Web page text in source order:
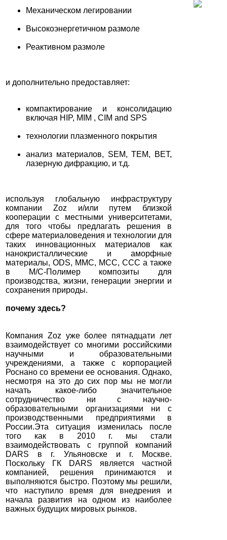
Механическом легировании
Высокоэнергетичном размоле
Реактивном размоле
и дополнительно предоставляет:
компактирование и консолидацию
включая HIP, MIM , CIM and SPS
технологии плазменного покрытия
анализ материалов, SEM, TEM, BET,
лазерную дифракцию, и т.д.
используя глобальную инфраструктуру
компании Zoz и/или путем близкой
кооперации с местными университетами,
для того чтобы предлагать решения в
сфере материаловедения и технологии для
таких инновационных материалов как
нанокристаллические и аморфные
материалы, ODS, MMC, MCC, CCC а также
в М/С-Полимер композиты для
производства, жизни, генерации энергии и
сохранения природы.
почему здесь?
Компания Zoz уже более пятнадцати лет
взаимодействует со многими российскими
научными и образовательными
учреждениями, а также с корпорацией
Роснано со времени ее основания. Однако,
несмотря на это до сих пор мы не могли
начать какое-либо значительное
сотрудничество ни с научно-
образовательными организациями ни с
производственными предприятиями в
России.Эта ситуация изменилась после
того как в 2010 г. мы стали
взаимодействовать с группой компаний
DARS в г. Ульяновске и г. Москве.
Поскольку ГК DARS является частной
компанией, решения принимаются и
выполняются быстро. Поэтому мы решили,
что наступило время для внедрения и
начала развития на одном из наиболее
важных будущих мировых рынков.